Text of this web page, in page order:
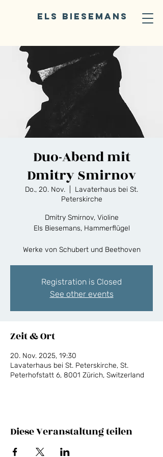
ELS BIESEMANS
Duo-Abend mit
Dmitry Smirnov
Do., 20. Nov.
Lavaterhaus bei St.
Peterskirche
Dmitry Smirnov, Violine
Els Biesemans, Hammerflügel
Werke von Schubert und Beethoven
Registration is Closed
See other events
Zeit & Ort
20. Nov. 2025, 19:30
Lavaterhaus bei St. Peterskirche, St.
Peterhofstatt 6, 8001 Zürich, Switzerland
Diese Veranstaltung teilen